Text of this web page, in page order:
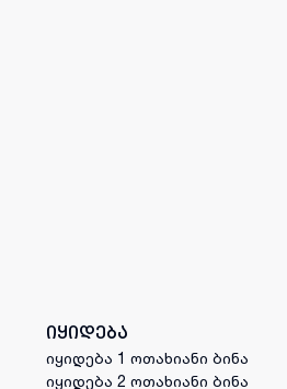
იყიდება
იყიდება 1 ოთახიანი ბინა
იყიდება 2 ოთახიანი ბინა